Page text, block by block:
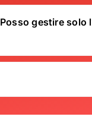
gestire solo